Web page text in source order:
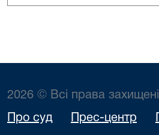
2026 © Всі права захищені
Про суд Прес-центр